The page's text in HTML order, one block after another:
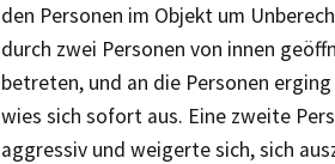
den Personen im Objekt um
durch zwei Personen von innen
betreten, und an die Personen
wies sich sofort aus. Eine zweite
aggressiv und weigerte sich, sich